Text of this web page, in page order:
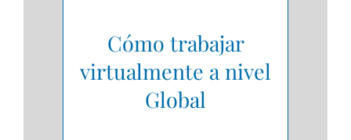
Cómo trabajar
virtualmente a nivel
Global